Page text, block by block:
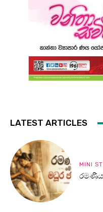
LATEST ARTICLES
MINI